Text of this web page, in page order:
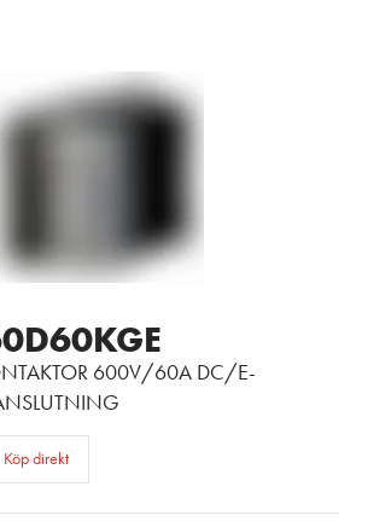
600V/60A DC/E-
Köp direkt